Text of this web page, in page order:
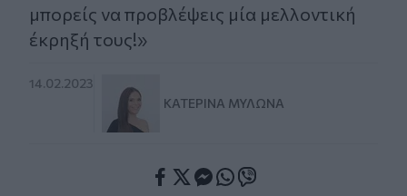
μπορείς να προβλέψεις μία μελλοντική
έκρηξή τους!»
14.02.2023
ΚΑΤΕΡΊΝΑ ΜΥΛΩΝΆ